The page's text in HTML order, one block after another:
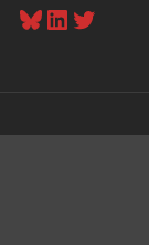
Bluesky